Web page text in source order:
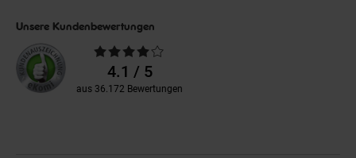
Unsere Kundenbewertungen
Durchschnittliche
Bewertungen4.1 / 5
aus 36.172 Bewertungen